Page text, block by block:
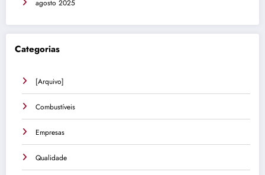
agosto 2025
Categorias
[Arquivo]
Combustíveis
Empresas
Qualidade